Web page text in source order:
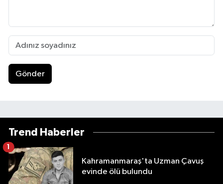
Gönder
Trend Haberler
Kahramanmaraş'ta Uzman Çavuş
evinde ölü bulundu
1